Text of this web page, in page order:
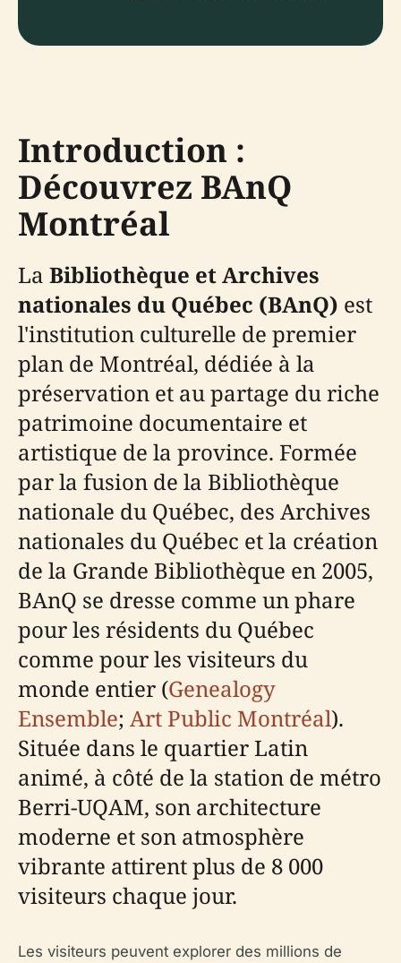
Introduction :
Découvrez BAnQ
Montréal
La Bibliothèque et Archives
nationales du Québec (BAnQ) est
l'institution culturelle de premier
plan de Montréal, dédiée à la
préservation et au partage du riche
patrimoine documentaire et
artistique de la province. Formée
par la fusion de la Bibliothèque
nationale du Québec, des Archives
nationales du Québec et la création
de la Grande Bibliothèque en 2005,
BAnQ se dresse comme un phare
pour les résidents du Québec
comme pour les visiteurs du
monde entier (Genealogy
Ensemble; Art Public Montréal).
Située dans le quartier Latin
animé, à côté de la station de métro
Berri-UQAM, son architecture
moderne et son atmosphère
vibrante attirent plus de 8 000
visiteurs chaque jour.
Les visiteurs peuvent explorer des millions de